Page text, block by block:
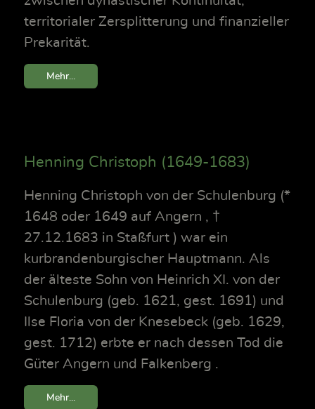
territorialer Zersplitterung und finanzieller
Prekarität.
Mehr...
Henning Christoph (1649-1683)
Henning Christoph von der Schulenburg (*
1648 oder 1649 auf Angern , †
27.12.1683 in Staßfurt ) war ein
kurbrandenburgischer Hauptmann. Als
der älteste Sohn von Heinrich XI. von der
Schulenburg (geb. 1621, gest. 1691) und
Ilse Floria von der Knesebeck (geb. 1629,
gest. 1712) erbte er nach dessen Tod die
Güter Angern und Falkenberg .
Mehr...